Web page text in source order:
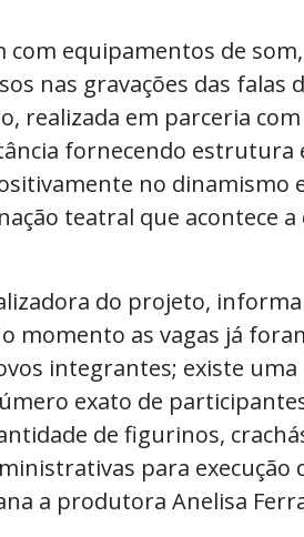
equipamentos de som,
nas gravações das falas
realizada em parceria
fornecendo estrutura
no dinamismo
teatral que acontece a
do projeto, informa
momento as vagas já
integrantes; existe uma
exato de
de figurinos,
para execução
a produtora Anelisa